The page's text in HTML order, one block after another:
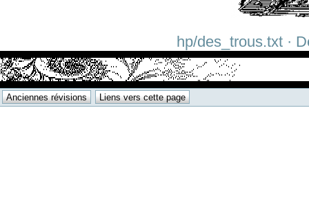
hp/des_trous.txt ·